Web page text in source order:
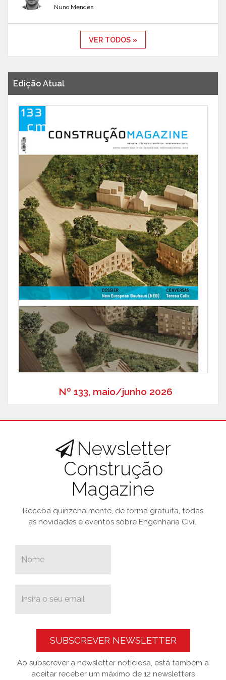
Nuno Mendes
VER TODOS »
Edição Atual
Nº 133, maio/junho 2026
Newsletter
Construção
Magazine
Receba quinzenalmente, de forma gratuita, todas
as novidades e eventos sobre Engenharia Civil.
SUBSCREVER NEWSLETTER
Ao subscrever a newsletter noticiosa, está também a
aceitar receber um máximo de 12 newsletters